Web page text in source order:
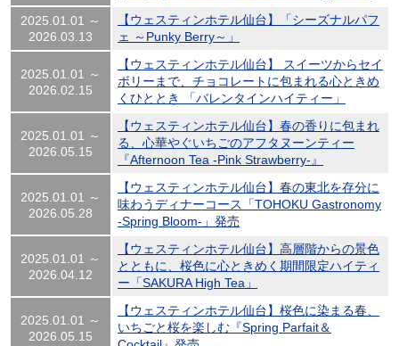
2025.01.01 ～
2026.03.13
【ウェスティンホテル仙台】「シーズナルパフ
ェ ～Punky Berry～」
2025.01.01 ～
2026.02.15
【ウェスティンホテル仙台】 スイーツからセイ
ボリーまで、チョコレートに包まれる心ときめ
くひととき 「バレンタインハイティー」
2025.01.01 ～
2026.05.15
【ウェスティンホテル仙台】春の香りに包まれ
る、心華やぐいちごのアフタヌーンティー
『Afternoon Tea -Pink Strawberry-』
2025.01.01 ～
2026.05.28
【ウェスティンホテル仙台】春の東北を存分に
味わうディナーコース「TOHOKU Gastronomy
-Spring Bloom-」発売
2025.01.01 ～
2026.04.12
【ウェスティンホテル仙台】高層階からの景色
とともに、桜色に心ときめく期間限定ハイティ
ー「SAKURA High Tea」
2025.01.01 ～
2026.05.15
【ウェスティンホテル仙台】桜色に染まる春、
いちごと桜を楽しむ『Spring Parfait＆